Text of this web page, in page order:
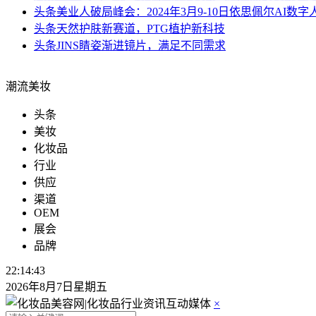
头条美业人破局峰会：2024年3月9-10日依思佩尔AI数字
头条天然护肤新赛道，PTG植护新科技
头条JINS睛姿渐进镜片，满足不同需求
潮流美妆
头条
美妆
化妆品
行业
供应
渠道
OEM
展会
品牌
22:14:44
2026年8月7日星期五
×